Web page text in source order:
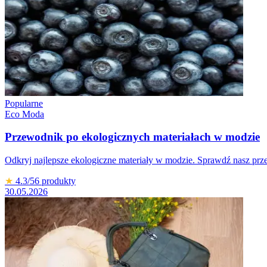
Popularne
Eco Moda
Przewodnik po ekologicznych materiałach w modzie
Odkryj najlepsze ekologiczne materiały w modzie. Sprawdź nasz
★ 4.3/56 produkty
30.05.2026